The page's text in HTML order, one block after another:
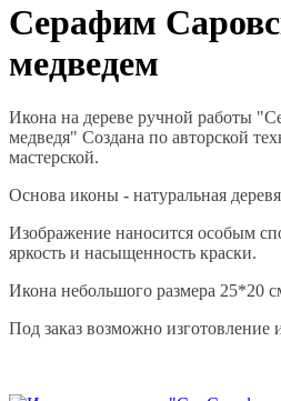
Серафим
медведем
Икона на дереве ручной работы
медведя" Создана по авторской
мастерской.
Основа иконы - натуральная
Изображение наносится особым
яркость и насыщенность краски.
Икона небольшого размера 25*20
Под заказ возможно изготовление